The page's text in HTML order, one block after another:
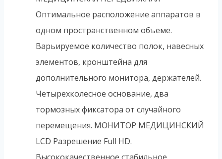
Оптимальное расположение аппаратов в
одном пространственном объеме.
Варьируемое количество полок, навесных
элементов, кронштейна для
дополнительного монитора, держателей.
Четырехколесное основание, два
тормозных фиксатора от случайного
перемещения. МОНИТОР МЕДИЦИНСКИЙ
LCD Разрешение Full HD.